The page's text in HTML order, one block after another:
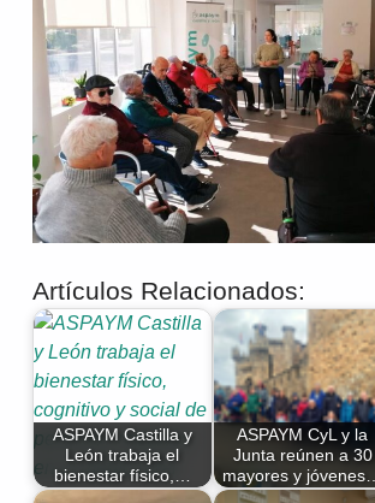
Artículos Relacionados:
ASPAYM Castilla y
León trabaja el
bienestar físico,…
ASPAYM CyL y la
Junta reúnen a 30
mayores y jóvenes…